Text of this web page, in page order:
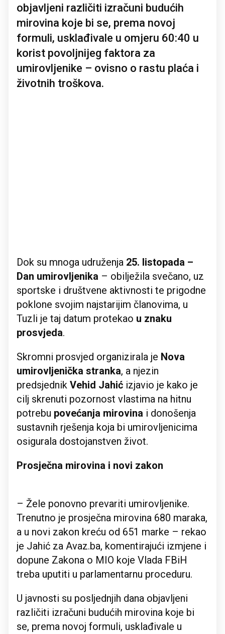
objavljeni različiti izračuni budućih
mirovina koje bi se, prema novoj
formuli, usklađivale u omjeru 60:40 u
korist povoljnijeg faktora za
umirovljenike – ovisno o rastu plaća i
životnih troškova.
Dok su mnoga udruženja 25. listopada –
Dan umirovljenika – obilježila svečano, uz
sportske i društvene aktivnosti te prigodne
poklone svojim najstarijim članovima, u
Tuzli je taj datum protekao u znaku
prosvjeda.
Skromni prosvjed organizirala je Nova
umirovljenička stranka, a njezin
predsjednik Vehid Jahić izjavio je kako je
cilj skrenuti pozornost vlastima na hitnu
potrebu povećanja mirovina i donošenja
sustavnih rješenja koja bi umirovljenicima
osigurala dostojanstven život.
Prosječna mirovina i novi zakon
– Žele ponovno prevariti umirovljenike.
Trenutno je prosječna mirovina 680 maraka,
a u novi zakon kreću od 651 marke – rekao
je Jahić za Avaz.ba, komentirajući izmjene i
dopune Zakona o MIO koje Vlada FBiH
treba uputiti u parlamentarnu proceduru.
U javnosti su posljednjih dana objavljeni
različiti izračuni budućih mirovina koje bi
se, prema novoj formuli, usklađivale u